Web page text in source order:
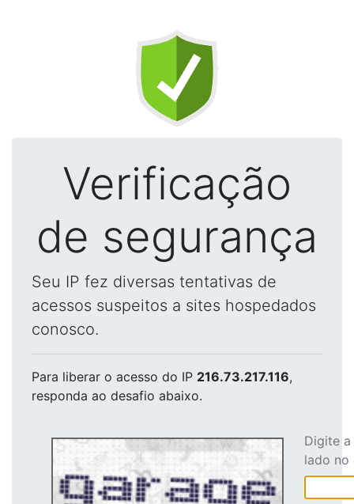
Verificação
de segurança
Seu IP fez diversas tentativas de
acessos suspeitos a sites hospedados
conosco.
Para liberar o acesso do IP 216.73.217.116,
responda ao desafio abaixo.
Digite
lado no